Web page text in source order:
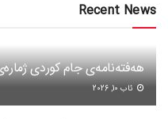
Recent News
هەفتەنامەی جام کوردی ژمارەی
ئاب 10, 2026